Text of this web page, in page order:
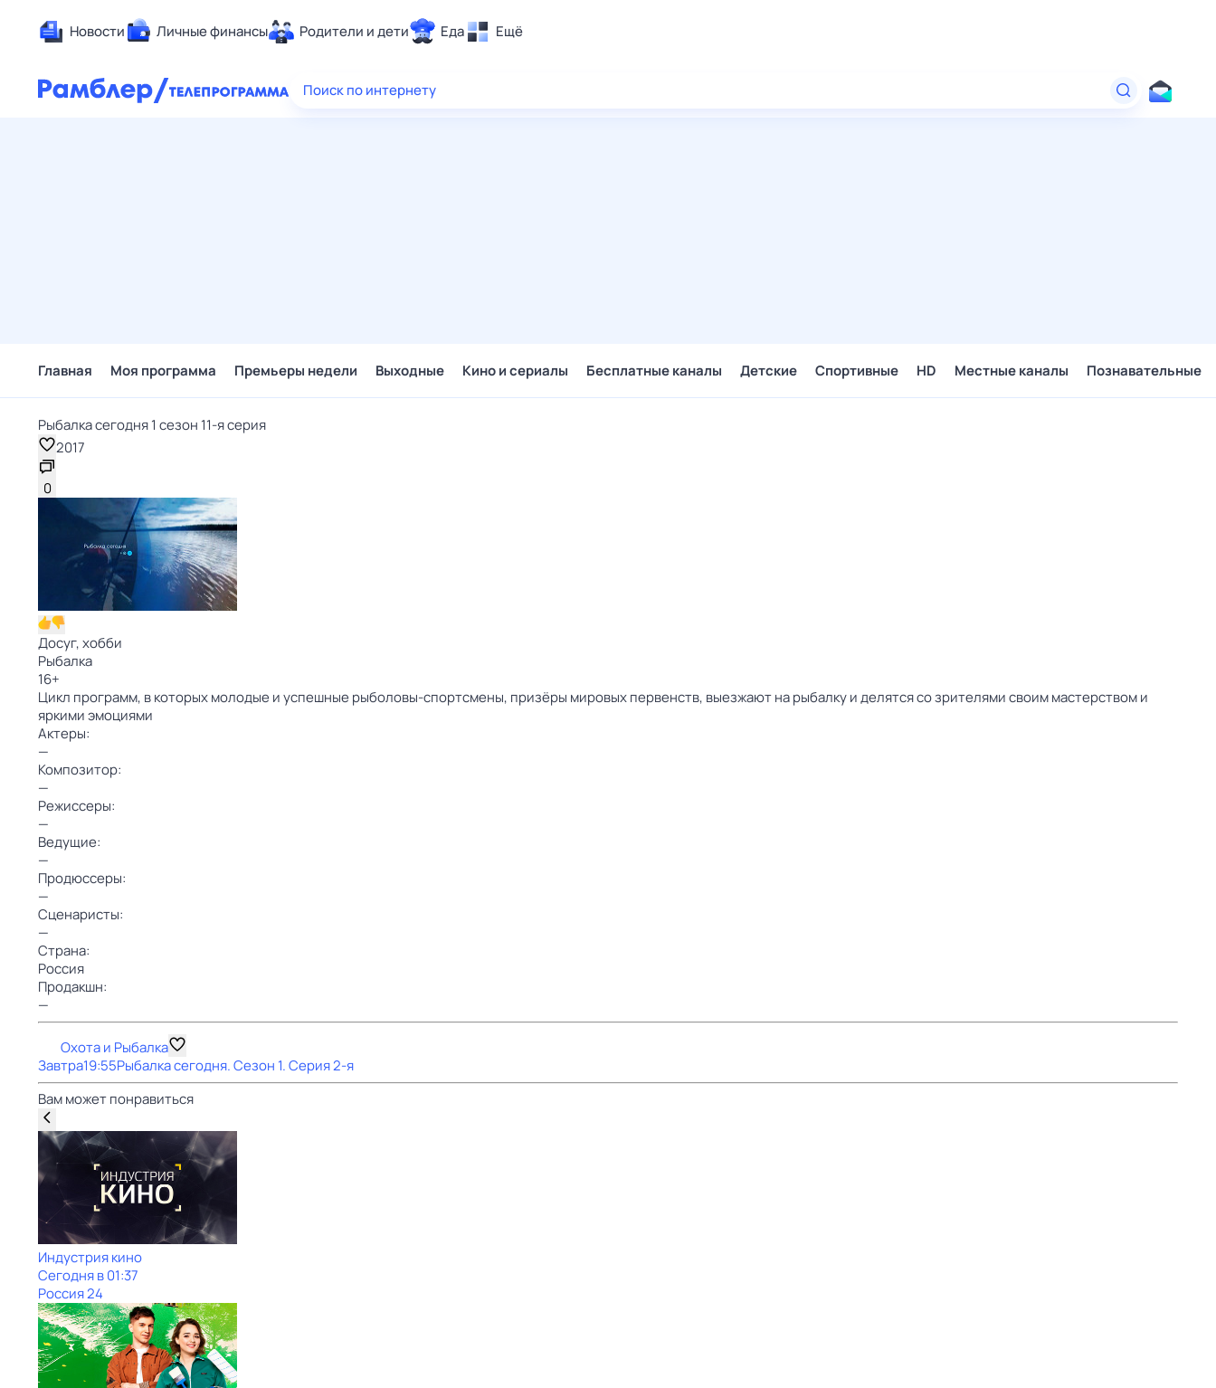
Новости Личные финансы Родители и дети Еда Ещё
Здоровье
Поиск по интернету
Главная Моя программа Премьеры недели Выходные Кино и сериалы Бесплатные каналы Детские Спортивные HD Местные каналы Познавательные
Рыбалка сегодня 1 сезон 11-я серия
2017
0
Досуг, хобби
Рыбалка
16+
Цикл программ, в которых молодые и успешные рыболовы-спортсмены, призёры мировых первенств, выезжают на рыбалку и делятся со зрителями своим мастерством и
яркими эмоциями
Актеры:
—
Композитор:
—
Режиссеры:
—
Ведущие:
—
Продюссеры:
—
Сценаристы:
—
Страна:
Россия
Продакшн:
—
Охота и Рыбалка
Завтра19:55Рыбалка сегодня. Сезон 1. Серия 2-я
Вам может понравиться
Индустрия кино
Сегодня в 01:37
Россия 24